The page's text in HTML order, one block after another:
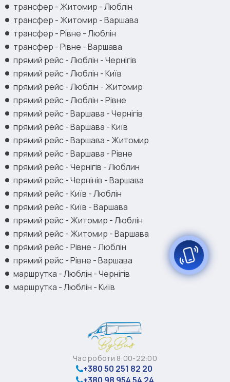
трансфер - Житомир - Люблін
трансфер - Житомир - Варшава
трансфер - Рівне - Люблін
трансфер - Рівне - Варшава
прямий рейс - Люблін - Чернігів
прямий рейс - Люблін - Київ
прямий рейс - Люблін - Житомир
прямий рейс - Люблін - Рівне
прямий рейс - Варшава - Чернігів
прямий рейс - Варшава - Київ
прямий рейс - Варшава - Житомир
прямий рейс - Варшава - Рівне
прямий рейс - Чернігів - Люблин
прямий рейс - Чернінів - Варшава
прямий рейс - Київ - Люблін
прямий рейс - Київ - Варшава
прямий рейс - Житомир - Люблін
прямий рейс - Житомир - Варшава
прямий рейс - Рівне - Люблін
прямий рейс - Рівне - Варшава
маршрутка - Люблін - Чернігів
маршрутка - Люблін - Київ
Час роботи 8:00-22:00
+380 50 251 82 20